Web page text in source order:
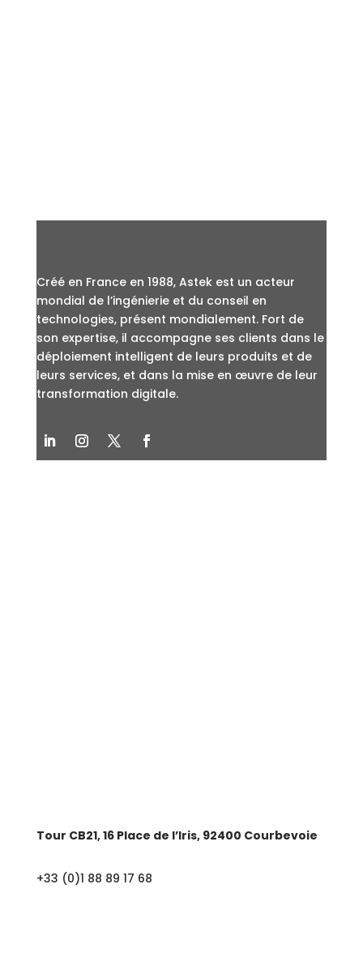
Créé en France en 1988, Astek est un acteur
mondial de l’ingénierie et du conseil en
technologies, présent mondialement. Fort de
son expertise, il accompagne ses clients dans le
déploiement intelligent de leurs produits et de
leurs services, et dans la mise en œuvre de leur
transformation digitale.
Tour CB21, 16 Place de l’Iris, 92400 Courbevoie
+33 (0)1 88 89 17 68